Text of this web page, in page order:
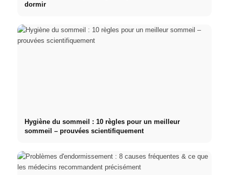
dormir
Hygiène du sommeil : 10 règles pour un meilleur
sommeil – prouvées scientifiquement